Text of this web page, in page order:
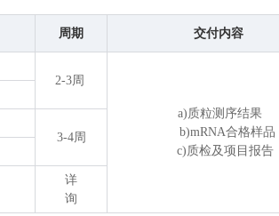
周期 交付内容
2-3周
a)质粒测序结果
b)mRNA合格样品
c)质检及项目报告
3-4周
详
询